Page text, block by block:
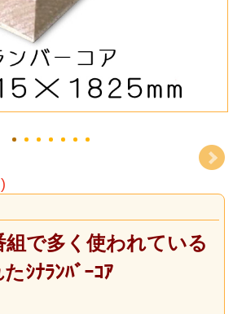
組で多く使われている
ｼﾅﾗﾝﾊﾞｰｺｱ